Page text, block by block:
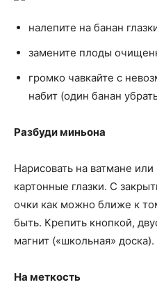
налепите на банан
замените плоды
громко чавкайте с
набит (один банан
Разбуди миньона
Нарисовать на ватмане или
картонные глазки. С
очки как можно ближе к
быть. Крепить кнопкой,
магнит («школьная» доска).
На меткость